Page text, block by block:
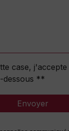
case,
dessous **
Envoyer